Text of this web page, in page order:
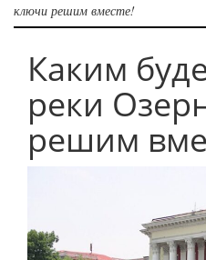
ключи решим вместе!
Каким
реки
решим